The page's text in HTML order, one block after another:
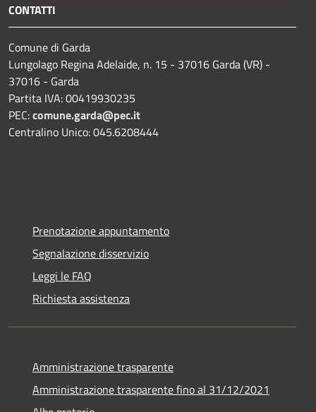
CONTATTI
Comune di Garda
Lungolago Regina Adelaide, n. 15 - 37016 Garda (VR) -
37016 - Garda
Partita IVA: 00419930235
PEC:comune.garda@pec.it
Centralino Unico: 045.6208444
Prenotazione appuntamento
Segnalazione disservizio
Leggi le FAQ
Richiesta assistenza
Amministrazione trasparente
Amministrazione trasparente fino al 31/12/2021